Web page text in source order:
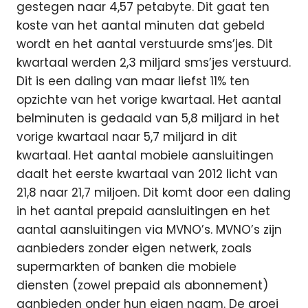
gestegen naar 4,57 petabyte. Dit gaat ten
koste van het aantal minuten dat gebeld
wordt en het aantal verstuurde sms’jes. Dit
kwartaal werden 2,3 miljard sms’jes verstuurd.
Dit is een daling van maar liefst 11% ten
opzichte van het vorige kwartaal. Het aantal
belminuten is gedaald van 5,8 miljard in het
vorige kwartaal naar 5,7 miljard in dit
kwartaal. Het aantal mobiele aansluitingen
daalt het eerste kwartaal van 2012 licht van
21,8 naar 21,7 miljoen. Dit komt door een daling
in het aantal prepaid aansluitingen en het
aantal aansluitingen via MVNO’s. MVNO’s zijn
aanbieders zonder eigen netwerk, zoals
supermarkten of banken die mobiele
diensten (zowel prepaid als abonnement)
aanbieden onder hun eigen naam. De groei